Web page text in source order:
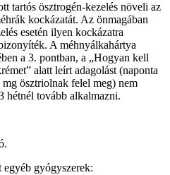
tartós ösztrogén-kezelés növeli az
kockázatát. Az önmagában
esetén ilyen kockázatra
A méhnyálkahártya
a 3. pontban, a „Hogyan kell
alatt leírt adagolást (naponta
ösztriolnak felel meg) nem
hétnél tovább alkalmazni.
egyéb gyógyszerek: